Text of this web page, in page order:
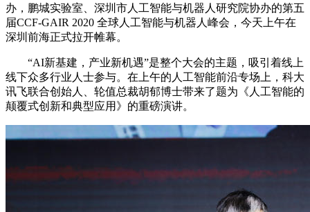
办，鹏城实验室、深圳市人工智能与机器人研究院协办的第五
届CCF-GAIR 2020 全球人工智能与机器人峰会，今天上午在
深圳前海正式拉开帷幕。
“AI新基建，产业新机遇”是整个大会的主题，吸引着线上
线下众多行业人士参与。在上午的人工智能前沿专场上，科大
讯飞联合创始人、轮值总裁胡郁博士带来了题为《人工智能的
颠覆式创新和典型应用》的重磅演讲。